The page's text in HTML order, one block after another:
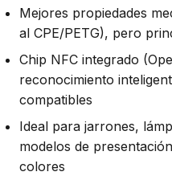
Mejores propiedades
al CPE/PETG), pero
Chip NFC integrado
reconocimiento
compatibles
Ideal para jarrones,
modelos de
colores